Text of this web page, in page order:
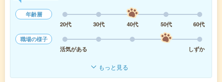
年齢層
20代
30代 40代 50代
60代
職場の様子
活気がある
しずか
もっと見る